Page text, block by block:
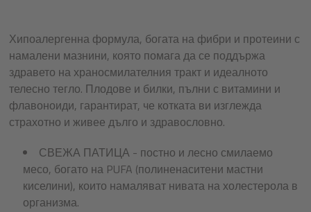
Хипоалергенна формула, богата на фибри и протеини с
намалени мазнини, която помага да се поддържа
здравето на храносмилателния тракт и идеалното
телесно тегло. Плодове и билки, пълни с витамини и
флавоноиди, гарантират, че котката ви изглежда
страхотно и живее дълго и здравословно.
СВЕЖА ПАТИЦА - постно и лесно смилаемо
месо, богато на PUFA (полиненаситени мастни
киселини), които намаляват нивата на холестерола в
организма.